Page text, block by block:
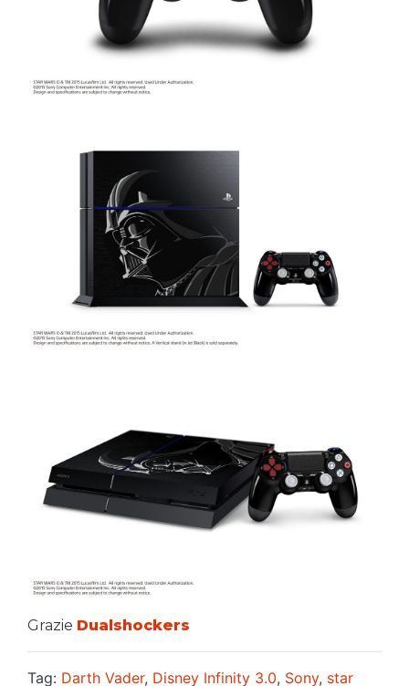
Grazie Dualshockers
Tag: Darth Vader, Disney Infinity 3.0, Sony, star